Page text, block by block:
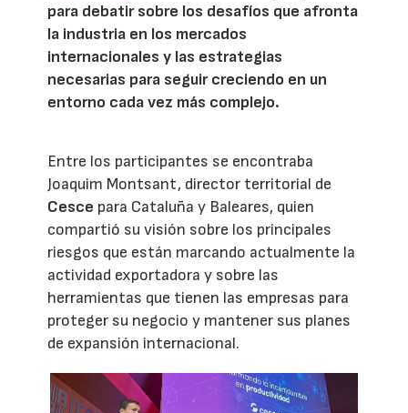
para debatir sobre los desafíos que afronta
la industria en los mercados
internacionales y las estrategias
necesarias para seguir creciendo en un
entorno cada vez más complejo.
Entre los participantes se encontraba
Joaquim Montsant, director territorial de
Cesce para Cataluña y Baleares, quien
compartió su visión sobre los principales
riesgos que están marcando actualmente la
actividad exportadora y sobre las
herramientas que tienen las empresas para
proteger su negocio y mantener sus planes
de expansión internacional.